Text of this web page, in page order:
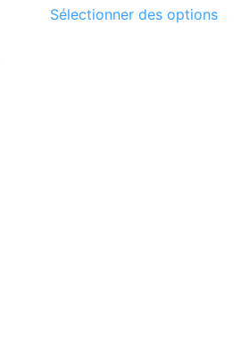
Sélectionner des options